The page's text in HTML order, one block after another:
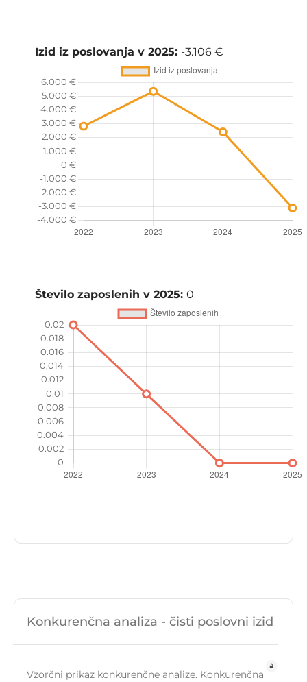
Izid iz poslovanja v 2025: -3.106 €
Število zaposlenih v 2025: 0
Konkurenčna analiza - čisti poslovni izid
Vzorčni prikaz konkurenčne analize. Konkurenčna